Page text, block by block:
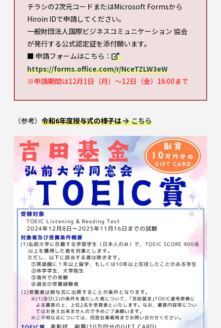
チラシの2次元コードまたはMicrosoft Formsから
Hiroin IDで申請してください。
一般財団法人国際ビジネスコミュニケーション 協会
が発行する公式認定証を添付願います。
■ 申請フォームはこちら：
https://forms.office.com/r/NceTZLW3eW
※申請期間は12月1日（月）〜12日（金）16:00まで
（参考） 令和6年度授与式の様子は こちら